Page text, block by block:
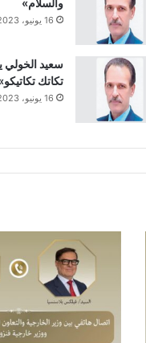
16 يونيو، 2023
سعيد الخولي
تكاتك
16 يونيو، 2023